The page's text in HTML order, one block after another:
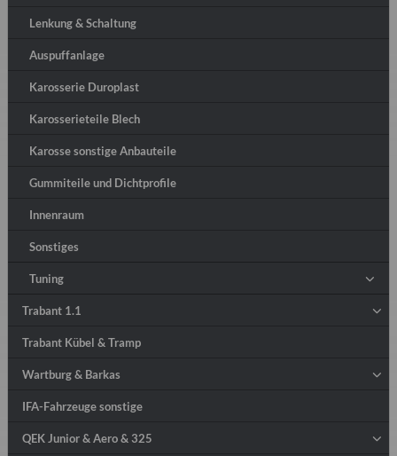
Lenkung & Schaltung
Auspuffanlage
Karosserie Duroplast
Karosserieteile Blech
Karosse sonstige Anbauteile
Gummiteile und Dichtprofile
Innenraum
Sonstiges
Tuning
Trabant 1.1
Trabant Kübel & Tramp
Wartburg & Barkas
IFA-Fahrzeuge sonstige
QEK Junior & Aero & 325